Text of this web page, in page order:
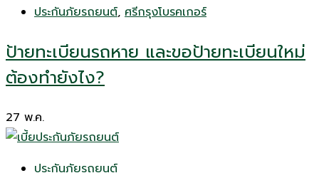
ประกันภัยรถยนต์, ศรีกรุงโบรคเกอร์
ป้ายทะเบียนรถหาย และขอป้ายทะเบียนใหม่
ต้องทำยังไง?
27 พ.ค.
ประกันภัยรถยนต์